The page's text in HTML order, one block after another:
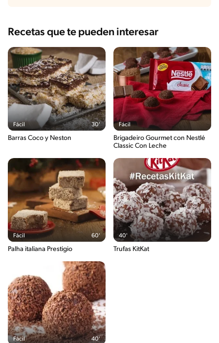
Recetas que te pueden interesar
Fácil 30'
Barras Coco y Neston
Fácil
Brigadeiro Gourmet con Nestlé
Classic Con Leche
Fácil 60'
Palha italiana Prestigio
40'
Trufas KitKat
Fácil 40'